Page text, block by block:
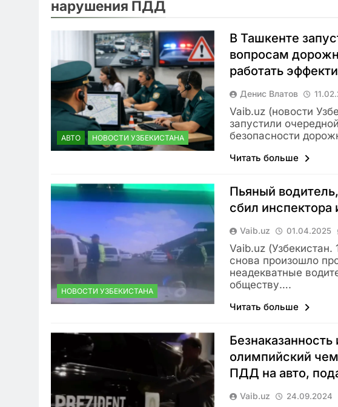
нарушения ПДД
АВТО НОВОСТИ УЗБЕКИСТАНА
В Ташкенте
вопросам
работать
Денис Влатов
Vaib.uz (новости
запустили
безопасности
Читать больше
НОВОСТИ УЗБЕКИСТАНА
Пьяный
сбил инспектора
Vaib.uz 01.04.2025
Vaib.uz
снова произошло
неадекватные
обществу….
Читать больше
олимпийский
ПДД на авто,
Vaib.uz 24.09.2024